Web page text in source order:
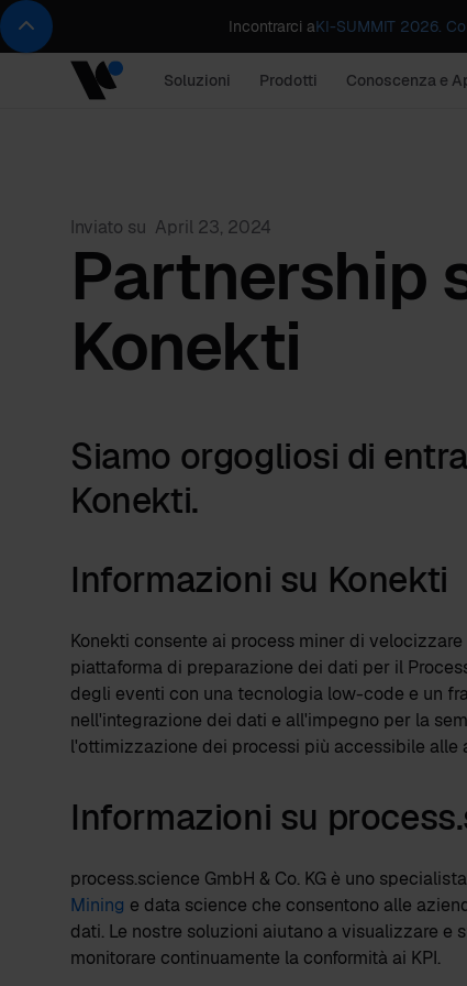
Incontrarci aKI-SUMMIT 2026.
Soluzioni Prodotti Conoscenza e
Inviato su April 23, 2024
Partnership
Konekti
Siamo orgogliosi di
Konekti.
Informazioni su Konekti
Konekti consente ai process miner di
piattaforma di preparazione dei dati per il
degli eventi con una tecnologia low-code e un
nell'integrazione dei dati e all'impegno per la
l'ottimizzazione dei processi più accessibile alle
Informazioni su
process.science GmbH & Co. KG è uno
Mining e data science che consentono alle
dati. Le nostre soluzioni aiutano a visualizzare
monitorare continuamente la conformità ai KPI.